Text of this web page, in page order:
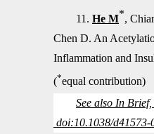
11. He M*,
Chen D. An
Inflammation and
(*equal contribution)
See also In
doi:10.1038/d41573-